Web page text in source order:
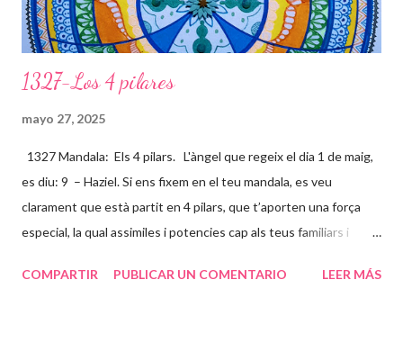
1327-Los 4 pilares
mayo 27, 2025
1327 Mandala: Els 4 pilars. L'àngel que regeix el dia 1 de maig,
es diu: 9 – Haziel. Si ens fixem en el teu mandala, es veu
clarament que està partit en 4 pilars, que t’aporten una força
especial, la qual assimiles i potencies cap als teus familiars i
ésser humà súper excepcional, i molts s’apropen a tu per sentir
COMPARTIR PUBLICAR UN COMENTARIO LEER MÁS